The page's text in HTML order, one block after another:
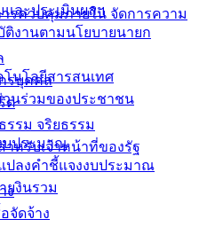
รควบคุมภายใน จัดการความ
รบุคคล
ต
รรม จริยธรรม
หรับเจ้าหน้าที่ของรัฐ
ง
จัดจ้าง
และประเมินผลฯ
ติงานตามนโยบายนายก
นโลยีสารสนเทศ
วนร่วมของประชาชน
บประมาณ
ปลงคำชี้แจงงบประมาณ
ยงินรวม